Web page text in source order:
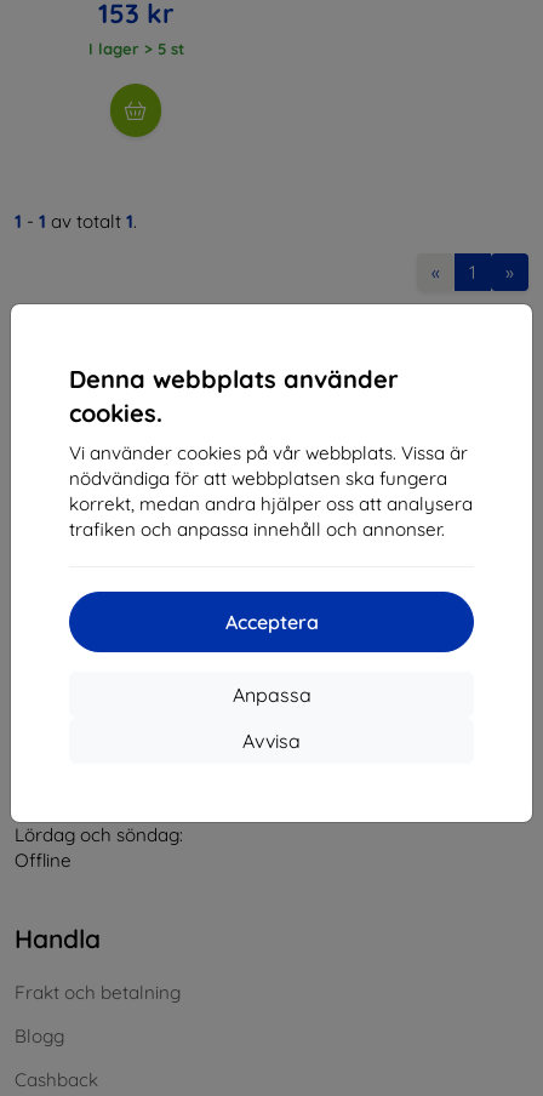
Denna webbplats använder
cookies.
Vi använder cookies på vår webbplats. Vissa är
nödvändiga för att webbplatsen ska fungera
korrekt, medan andra hjälper oss att analysera
trafiken och anpassa innehåll och annonser.
Acceptera
Anpassa
Avvisa
153 kr
I lager > 5 st
1 - 1 av totalt 1.
« 1 »
Shield-SK s.r.o.
Organisationsnummer:46701494
Momsregistreringsnummer:SK2023549671
Kontakt
Lördag och söndag:
Offline
Handla
Frakt och betalning
Blogg
Cashback